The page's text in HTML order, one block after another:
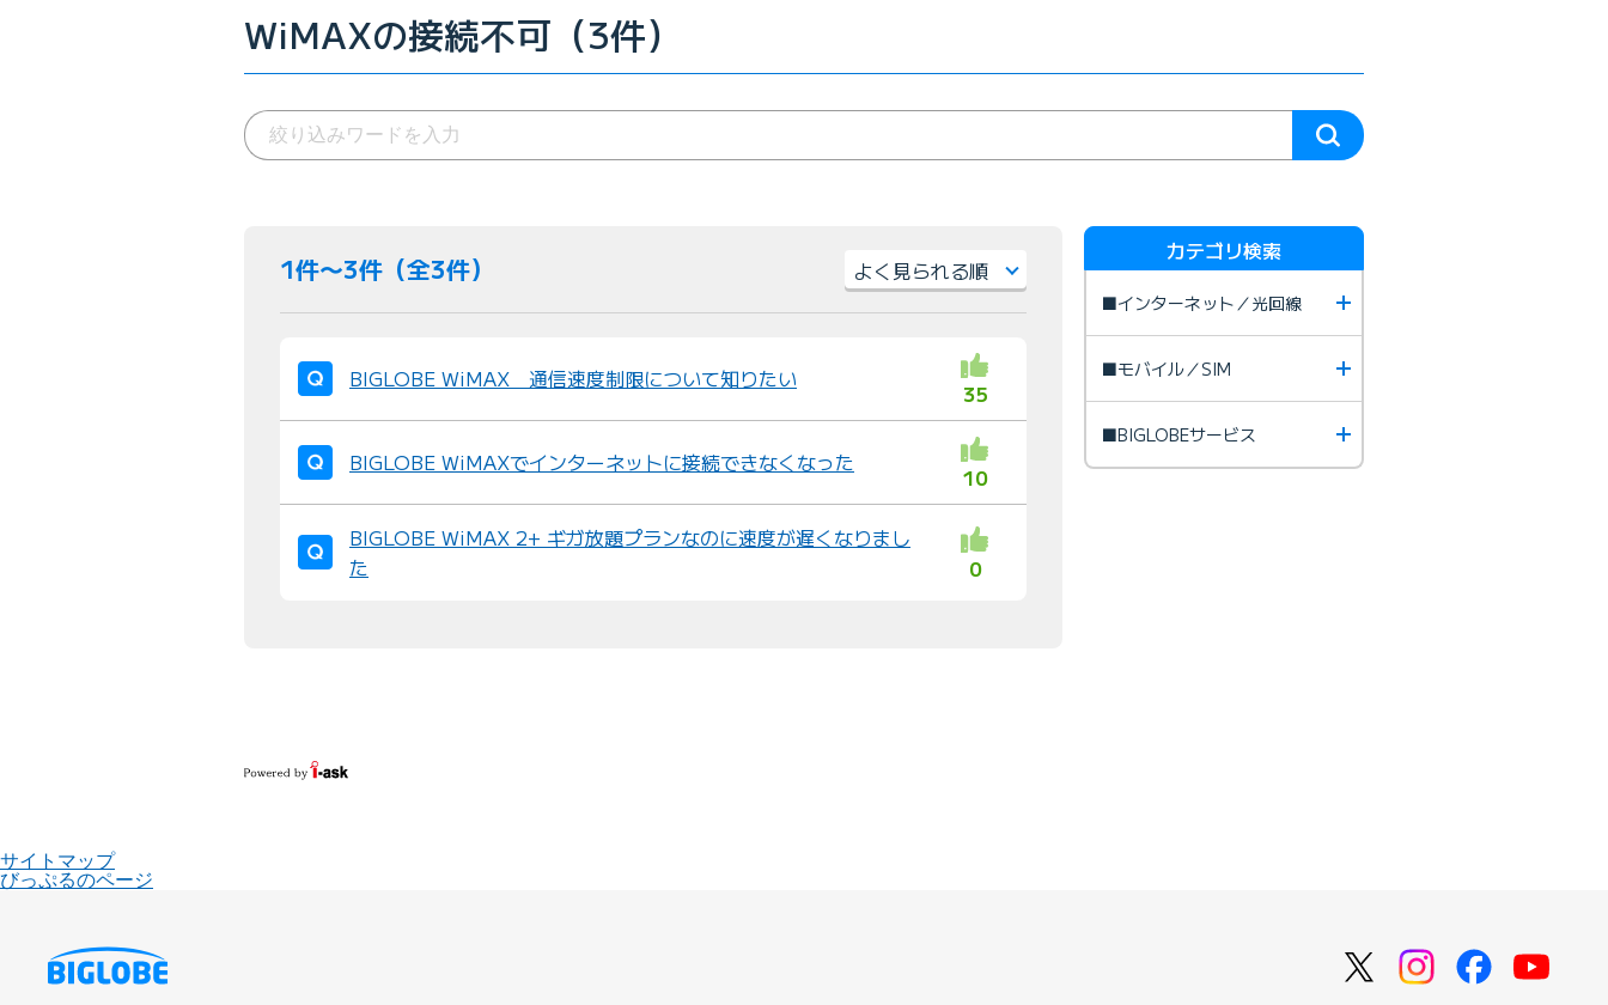
WiMAXの接続不可（3件）
1件〜3件（全3件）
並
BIGLOBE WiMAX 通信速度制限について知りたい
35
BIGLOBE WiMAXでインターネットに接続できなくなった
10
BIGLOBE WiMAX 2+ ギガ放題プランなのに速度が遅くなりまし
た
0
カテゴリ検索
■インターネット／光回線
■モバイル／SIM
■BIGLOBEサービス
サイトマップ
びっぷるのページ